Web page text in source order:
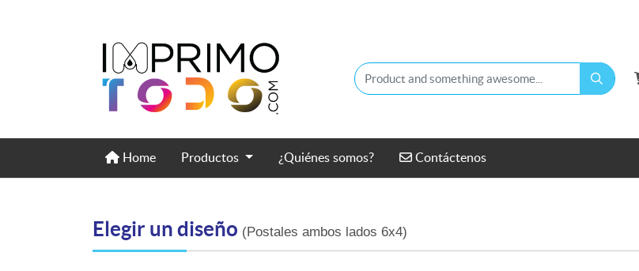
Home
Home Productos ¿Quiénes somos? Contáctenos
Contáctenos
Elegir un diseño (Postales ambos lados 6x4)